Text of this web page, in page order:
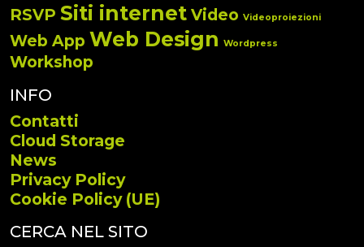
RSVP Siti internet Video Videoproiezioni
Web App Web Design Wordpress
Workshop
INFO
Contatti
Cloud Storage
News
Privacy Policy
Cookie Policy (UE)
CERCA NEL SITO